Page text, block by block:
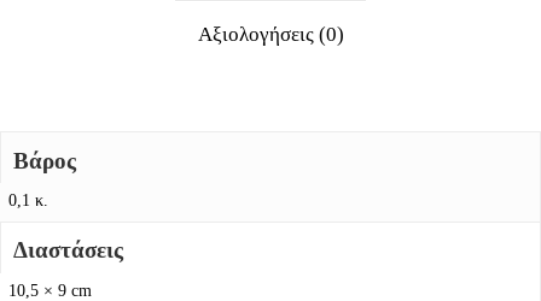
Αξιολογήσεις (0)
Βάρος
0,1 κ.
Διαστάσεις
10,5 × 9 cm